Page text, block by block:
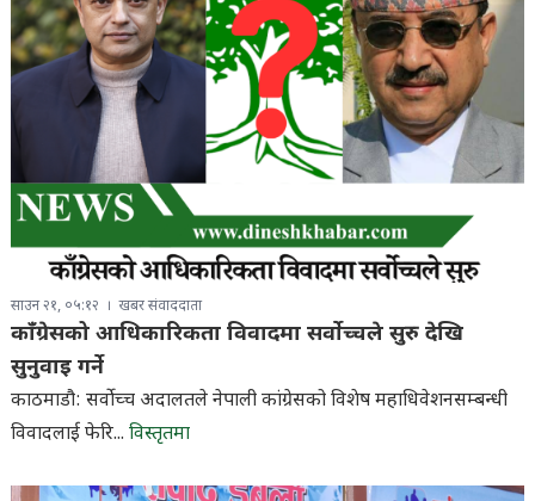
साउन २१, ०५:१२ खबर संवाददाता
काँग्रेसको आधिकारिकता विवादमा सर्वोच्चले सुरु देखि
सुनुवाइ गर्ने
काठमाडौ: सर्वोच्च अदालतले नेपाली कांग्रेसको विशेष महाधिवेशनसम्बन्धी
विवादलाई फेरि... विस्तृतमा